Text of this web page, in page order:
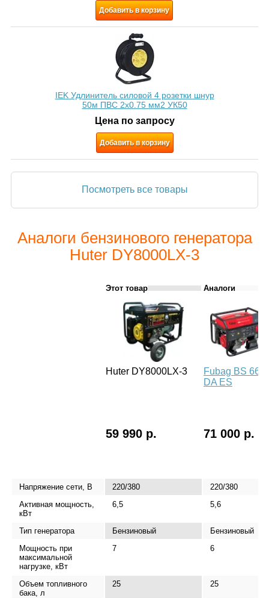
Добавить в корзину
IEK Удлинитель силовой 4 розетки шнур
50м ПВС 2х0.75 мм2 УК50
Цена по запросу
Добавить в корзину
Посмотреть все товары
Аналоги бензинового генератора
Huter DY8000LX-3
Этот товар Аналоги
Huter DY8000LX-3
Fubag BS
DA ES
59 990 р. 71 000 р.
Напряжение сети, В 220/380
220/380
Активная мощность,
кВт
6,5 5,6
Тип генератора Бензиновый
Бензиновый
Мощность при
максимальной
нагрузке, кВт
7 6
Объем топливного
бака, л
25 25